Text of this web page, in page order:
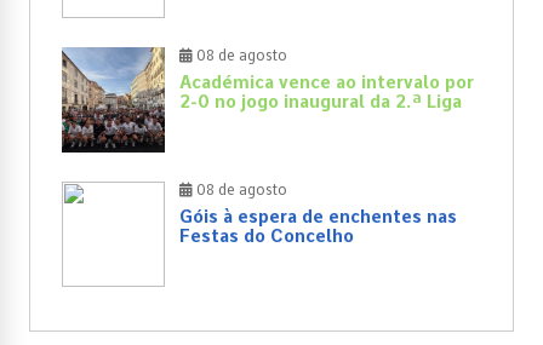
08 de agosto
Académica vence ao intervalo por
2-0 no jogo inaugural da 2.ª Liga
08 de agosto
Góis à espera de enchentes nas
Festas do Concelho